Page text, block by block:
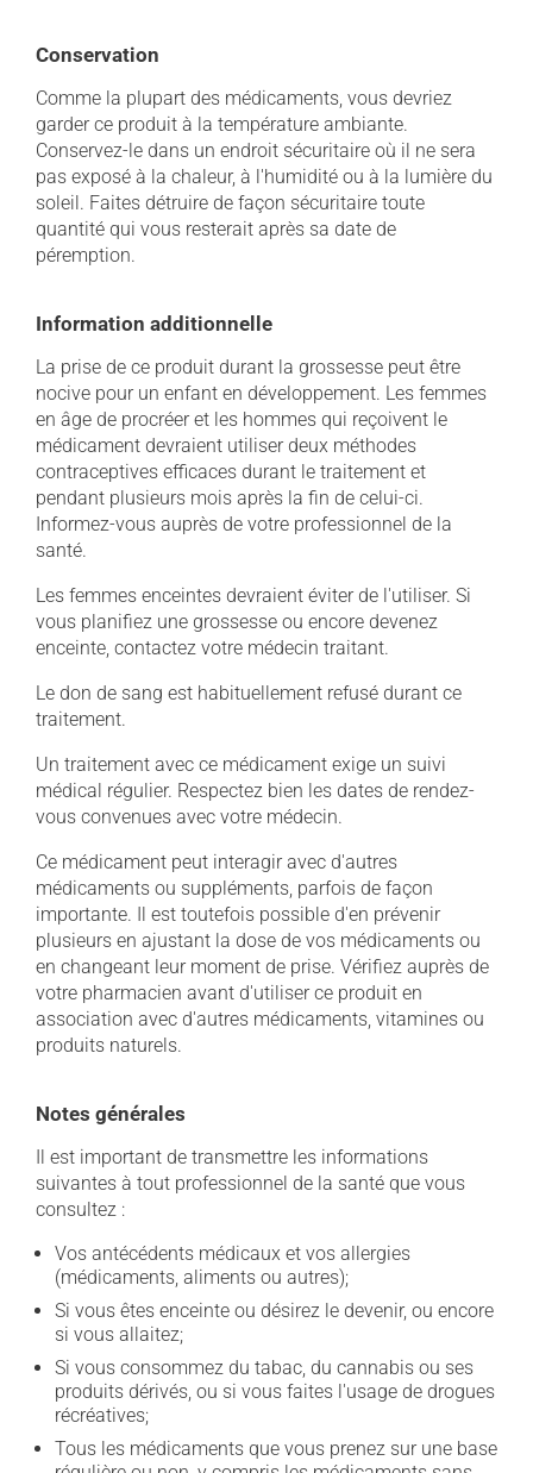
Conservation
Comme la plupart des médicaments, vous devriez
garder ce produit à la température ambiante.
Conservez-le dans un endroit sécuritaire où il ne sera
pas exposé à la chaleur, à l'humidité ou à la lumière du
soleil. Faites détruire de façon sécuritaire toute
quantité qui vous resterait après sa date de
péremption.
Information additionnelle
La prise de ce produit durant la grossesse peut être
nocive pour un enfant en développement. Les femmes
en âge de procréer et les hommes qui reçoivent le
médicament devraient utiliser deux méthodes
contraceptives efficaces durant le traitement et
pendant plusieurs mois après la fin de celui-ci.
Informez-vous auprès de votre professionnel de la
santé.
Les femmes enceintes devraient éviter de l'utiliser. Si
vous planifiez une grossesse ou encore devenez
enceinte, contactez votre médecin traitant.
Le don de sang est habituellement refusé durant ce
traitement.
Un traitement avec ce médicament exige un suivi
médical régulier. Respectez bien les dates de rendez-
vous convenues avec votre médecin.
Ce médicament peut interagir avec d'autres
médicaments ou suppléments, parfois de façon
importante. Il est toutefois possible d'en prévenir
plusieurs en ajustant la dose de vos médicaments ou
en changeant leur moment de prise. Vérifiez auprès de
votre pharmacien avant d'utiliser ce produit en
association avec d'autres médicaments, vitamines ou
produits naturels.
Notes générales
Il est important de transmettre les informations
suivantes à tout professionnel de la santé que vous
consultez :
Vos antécédents médicaux et vos allergies
(médicaments, aliments ou autres);
Si vous êtes enceinte ou désirez le devenir, ou encore
si vous allaitez;
Si vous consommez du tabac, du cannabis ou ses
produits dérivés, ou si vous faites l'usage de drogues
récréatives;
Tous les médicaments que vous prenez sur une base